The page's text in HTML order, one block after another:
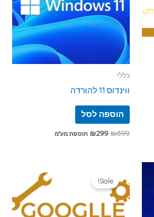
כללי
ווינדוס 11 להורדה
הוספה לסל
₪699
₪299 תוספת מע"מ
Sale!